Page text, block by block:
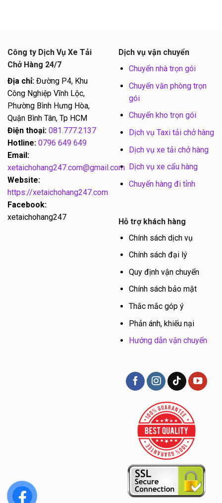
Công ty Dịch Vụ Xe Tải
Chở Hàng 24/7
Địa chỉ: Đường P4, Khu
Công Nghiệp Vĩnh Lộc,
Phường Bình Hưng Hòa,
Quận Bình Tân, Tp HCM
Điện thoại: 081.777.2137
Hotline: 0796 649 649
Email:
xetaichohang247.com@gmail.com
Website:
https://xetaichohang247.com
Facebook:
xetaichohang247
Dịch vụ vận chuyển
Chuyển nhà trọn gói
Chuyển văn phòng trọn
gói
Chuyển kho trọn gói
Dịch vụ Taxi tải chở hàng
Dịch vụ xe tải chở hàng
Dịch vụ xe cẩu hàng
Chuyển hàng đi tỉnh
Hỗ trợ khách hàng
Chính sách dịch vụ
Chính sách đại lý
Quy định vận chuyển
Chính sách bảo mật
Thắc mắc góp ý
Phản ánh, khiếu nại
Hướng dẫn vận chuyển